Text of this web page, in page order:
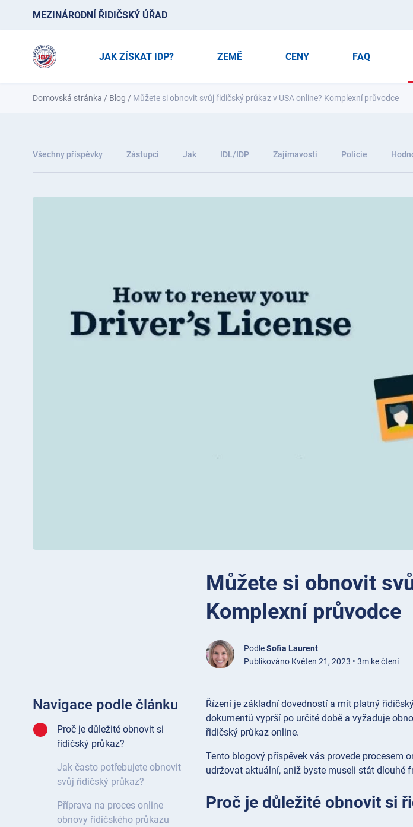
MEZINÁRODNÍ ŘIDIČSKÝ ÚŘAD
JAK ZÍSKAT IDP? ZEMĚ CENY FAQ
Domovská stránka / Blog / Můžete si obnovit svůj řidičský průkaz v USA online? Komplexní průvodce
Všechny příspěvky Zástupci Jak IDL/IDP Zajímavosti Policie
Můžete si obnovit
Komplexní průvodce
PodleSofia Laurent
Publikováno Květen 21, 2023 • 3m ke čtení
Navigace podle článku
Proč je důležité obnovit si
řidičský průkaz?
Jak často potřebujete obnovit
svůj řidičský průkaz?
Příprava na proces online
obnovy řidičského průkazu
Řízení je základní dovedností a mít platný
dokumentů vyprší po určité době a vyžaduje
řidičský průkaz online.
Tento blogový příspěvek vás provede procesem
udržovat aktuální, aniž byste museli stát dlouhé
Proč je důležité obnovit si